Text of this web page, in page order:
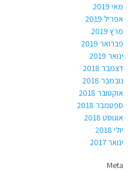
מאי 2019
אפריל 2019
מרץ 2019
פברואר 2019
ינואר 2019
דצמבר 2018
נובמבר 2018
אוקטובר 2018
ספטמבר 2018
אוגוסט 2018
יולי 2018
ינואר 2017
Meta